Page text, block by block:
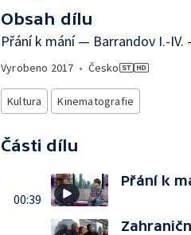
Obsah dílu
Přání k mání — Barrandov I.-
Vyrobeno 2017 • Česko
Kultura Kinematografie
Části dílu
00:39
Přání k